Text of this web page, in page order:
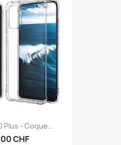
Plus - Coque...
CHF